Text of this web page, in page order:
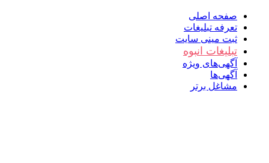
صفحه اصلی
تعرفه تبلیغات
ثبت مینی سایت
تبلیغات انبوه
آگهی‌های ویژه
آگهی‌ها
مشاغل برتر